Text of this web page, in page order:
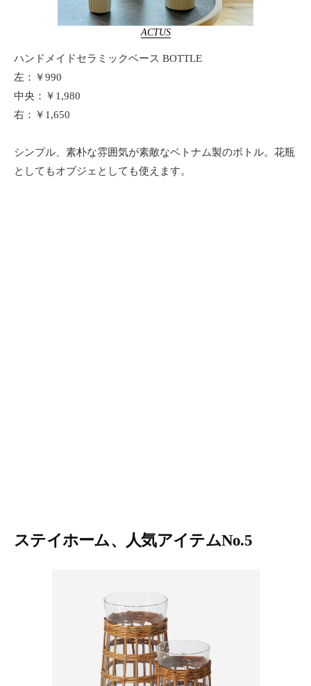
ACTUS
ハンドメイドセラミックベース BOTTLE
左：￥990
中央：￥1,980
右：￥1,650
シンプル、素朴な雰囲気が素敵なベトナム製のボトル。花瓶
としてもオブジェとしても使えます。
ステイホーム、人気アイテムNo.5